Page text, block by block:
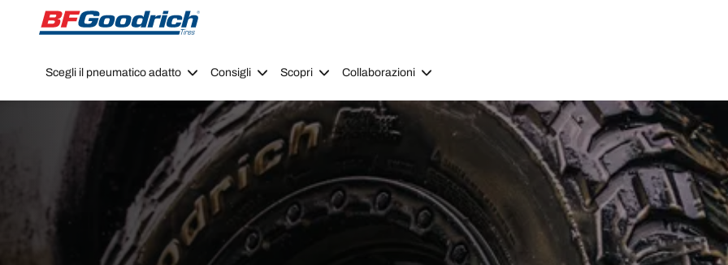
Go to page content
Go to page navigation
Scegli il pneumatico adatto Consigli Scopri Collaborazioni